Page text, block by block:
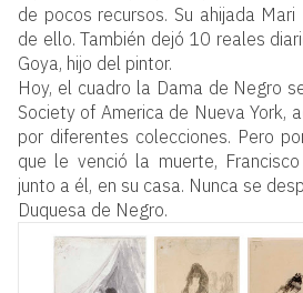
de pocos recursos. Su ahijada
de ello. También dejó 10 reales
Goya, hijo del pintor.
Hoy, el cuadro la Dama de Negro
Society of America de Nueva York,
por diferentes colecciones. Pero
que le venció la muerte,
junto a él, en su casa. Nunca se
Duquesa de Negro.